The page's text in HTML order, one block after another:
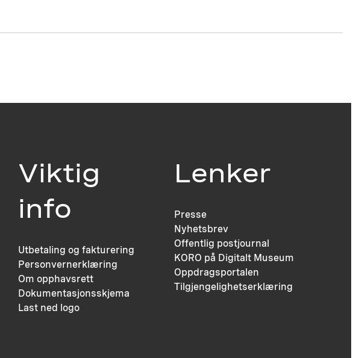
Viktig
info
Utbetaling og fakturering
Personvernerklæring
Om opphavsrett
Dokumentasjonsskjema
Last ned logo
Lenker
Presse
Nyhetsbrev
Offentlig postjournal
KORO på Digitalt Museum
Oppdragsportalen
Tilgjengelighetserklæring